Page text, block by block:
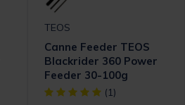
Rating
TEOS
Canne Feeder TEOS
Blackrider 360 Power
Feeder 30-100g
[object Object] out of 5
(1)